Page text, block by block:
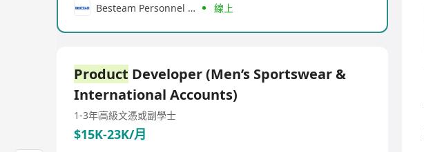
Besteam Personnel Consultancy Limited 線上
Product Developer (Men’s Sportswear &
International Accounts)
1-3年高級文憑或副學士
$15K-23K/月